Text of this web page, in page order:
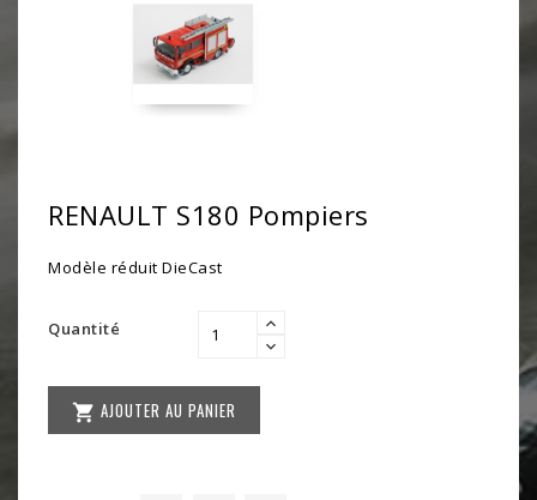
RENAULT S180 Pompiers
Modèle réduit DieCast
Quantité
 AJOUTER AU PANIER